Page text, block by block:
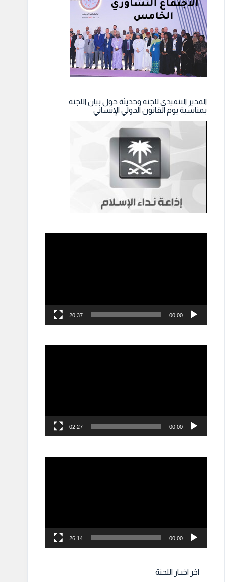
المدير التنفيذي للجنة وحديثة حول بيان اللجنة
بمناسبة يوم القانون الدولي الإنساني
00:00
20:37
00:00
02:27
00:00
26:14
اخر اخبـار اللجنة